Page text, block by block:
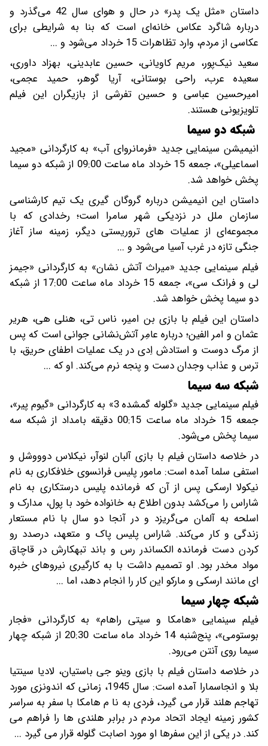
داستان «مثل یک پدر» در حال و هوای سال 42 می‌گذرد و
درباره شاگرد عکاس خانه‌ای است که بنا به شرایطی برای
عکاسی از مردم، وارد تظاهرات 15 خرداد می‌شود و ...
سعید نیک‌پور، مریم کاویانی، حسین عابدینی، بهزاد داوری،
سعیده عرب، راحی بوستانی، آریا گوهر، حمید عجمی،
امیرحسین عباسی و حسین تفرشی از بازیگران این فیلم
تلویزیونی هستند.
شبکه دو سیما
انیمیشن سینمایی جدید «فرمانروای آب» به کارگردانی «مجید
اسماعیلی»، جمعه 15 خرداد ماه ساعت 09:00 از شبکه دو سیما
پخش خواهد شد.
داستان این انیمیشن درباره گروگان‌ گیری یک تیم کارشناسی
سازمان ملل در نزدیکی شهر سامرا است؛ رخدادی که با
مجموعه‌ای از عملیات‌ های تروریستی دیگر، زمینه‌ ساز آغاز
جنگی تازه در غرب آسیا می‌شود و ‌...
فیلم سینمایی جدید «میراث آتش نشان» به کارگردانی «جیمز
لی و فرانک سی»، جمعه 15 خرداد ماه ساعت 17:00 از شبکه
دو سیما پخش خواهد شد.
داستان این فیلم با بازی بن امیر، ناس تی، هنلی هی، هریر
عثمان و امر الفین؛ درباره عامِر آتش‌نشانی جوانی است که پس
از مرگ دوست و استادش اِدی در یک عملیات اطفای حریق، با
ترس و عذاب وجدان دست ‌و پنجه نرم می‌کند. او که ...
شبکه سه سیما
فیلم سینمایی جدید «گلوله گمشده 3» به کارگردانی «گیوم پیر»،
جمعه 15 خرداد ماه ساعت 00:15 دقیقه بامداد از شبکه سه
سیما پخش می‌شود.
در خلاصه داستان فیلم با بازی آلبان لنوآر، نیکلاس دوووشل و
استفی سلما آمده است: مامور پلیس فرانسوی خلافکاری به نام
نیکولا ارسکی پس از آن که فرمانده پلیس درستکاری به نام
شاراس را می‌کشد بدون اطلاع به خانواده خود با پول، مدارک و
اسلحه به آلمان می‌گریزد و در آنجا دو سال با نام مستعار
زندگی و کار می‌کند. شاراس پلیس پاک و متعهد، درصدد رو
کردن دست فرمانده الکساندر رس و باند تبهکارش در قاچاق
مواد مخدر بود. او تصمیم داشت با به کارگیری نیروهای خبره
ای مانند ارسکی و مارکو این کار را انجام دهد، اما ...
شبکه چهار سیما
فیلم سینمایی «هامکا و سیتی راهام» به کارگردانی «فجار
بوستومی»، پنج‌شنبه 14 خرداد ماه ساعت 20:30 از شبکه چهار
سیما روی آنتن می‌رود.
در خلاصه داستان فیلم با بازی وینو جی باستیان، لادیا سینتیا
بلا و انجاسمارا آمده است: سال 1945، زمانی که اندونزی مورد
تهاجم هلند قرار می گیرد، فردی به نا م هامکا با سفر به سراسر
کشور زمینه ایجاد اتحاد مردم در برابر هلندی ها را فراهم می
کند. در یکی از این سفرها او مورد اصابت گلوله قرار می گیرد ...